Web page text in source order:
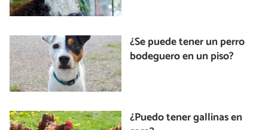
¿Se puede tener un perro
bodeguero en un piso?
¿Puedo tener gallinas en